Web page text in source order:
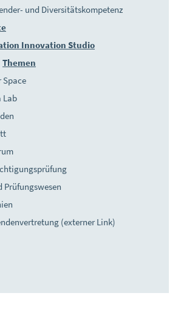
und Diversitätskompetenz
Innovation Studio
Themen
Space
Lab
Prüfungswesen
(externer Link)